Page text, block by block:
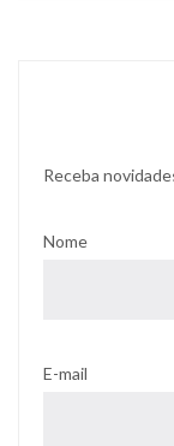
Receba
Nome
E-mail